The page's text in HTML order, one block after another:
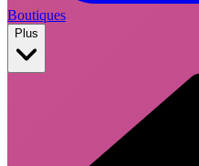
Boutiques
Plus